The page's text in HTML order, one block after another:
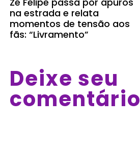
na estrada e relata
momentos de tensão aos
fãs: “Livramento”
Deixe seu
comentário